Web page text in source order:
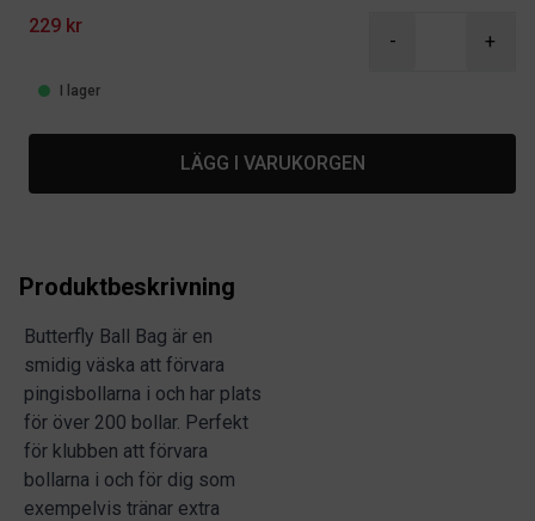
Product information
229 kr
- +
I lager
LÄGG I VARUKORGEN
Produktbeskrivning
Butterfly Ball Bag är en
smidig väska att förvara
pingisbollarna i och har plats
för över 200 bollar. Perfekt
för klubben att förvara
bollarna i och för dig som
exempelvis tränar extra